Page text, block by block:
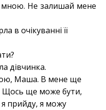
мною. Не залишай мене
в очікуванні її
дівчинка.
Маша. В мене ще
Щось ще може бути,
я прийду, я можу